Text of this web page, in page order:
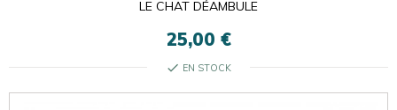
LE CHAT DÉAMBULE
25,00 €
check EN STOCK